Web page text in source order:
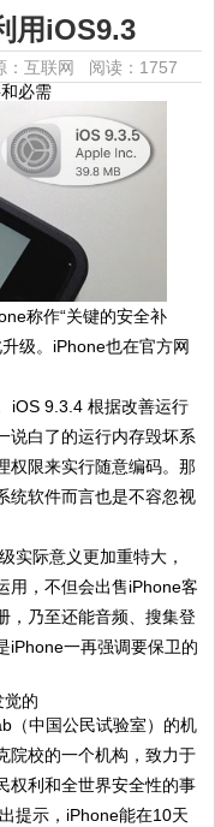
用iOS9.3
：互联网 阅读：1757
必需
称作“关键的安全补
级。iPhone也在官方网
iOS 9.3.4 根据改善运行
说白了的运行内存毁坏系
权限来实行随意编码。那
统软件而言也是不容忽视
实际意义更加重特大，
用，不但会出售iPhone客
，乃至还能音频、搜集登
iPhone一再强调要保卫的
觉的
（中国公民试验室）的机
院校的一个机构，致力于
权利和全世界安全性的事
提示，iPhone能在10天